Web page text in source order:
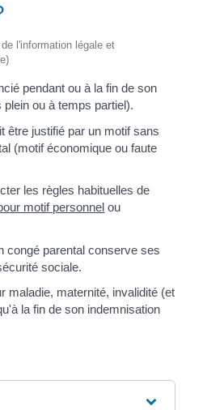
l'information légale et
pendant ou à la fin de son
ou à temps partiel).
être justifié par un motif sans
(motif économique ou faute
les règles habituelles de
motif personnel ou
congé parental conserve ses
sociale.
maladie, maternité, invalidité (et
la fin de son indemnisation